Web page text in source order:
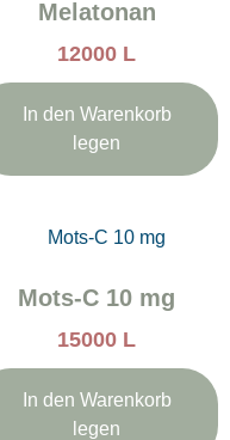
Melatonan
12000 L
In den Warenkorb
legen
Mots-C 10 mg
15000 L
In den Warenkorb
legen